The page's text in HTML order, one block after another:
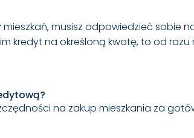
musisz odpowiedzieć sobie
kredyt na określoną kwotę, to od
na zakup mieszkania za